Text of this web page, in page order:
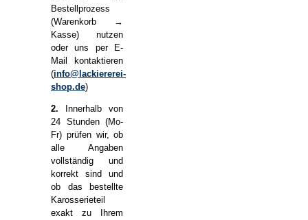
Bestellprozess
(Warenkorb →
Kasse) nutzen
oder uns per E-
Mail kontaktieren
(info@lackiererei-
shop.de)
2. Innerhalb von
24 Stunden (Mo-
Fr) prüfen wir, ob
alle Angaben
vollständig und
korrekt sind und
ob das bestellte
Karosserieteil
exakt zu Ihrem